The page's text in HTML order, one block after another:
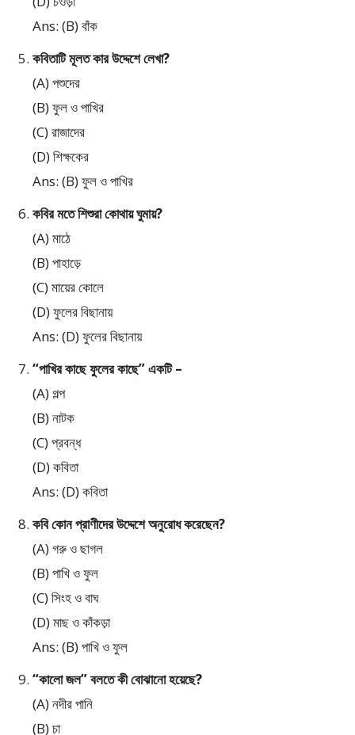
Ans: (B) বাঁক
কবিতাটি মূলত কার উদ্দেশে লেখা?
(A) পশুদের
(B) ফুল ও পাখির
(C) রাজাদের
(D) শিক্ষকের
Ans: (B) ফুল ও পাখির
কবির মতে শিশুরা কোথায় ঘুমায়?
(A) মাঠে
(B) পাহাড়ে
(C) মায়ের কোলে
(D) ফুলের বিছানায়
Ans: (D) ফুলের বিছানায়
“পাখির কাছে ফুলের কাছে” একটি –
(A) গল্প
(B) নাটক
(C) প্রবন্ধ
(D) কবিতা
Ans: (D) কবিতা
কবি কোন প্রাণীদের উদ্দেশে অনুরোধ করেছেন?
(A) গরু ও ছাগল
(B) পাখি ও ফুল
(C) সিংহ ও বাঘ
(D) মাছ ও কাঁকড়া
Ans: (B) পাখি ও ফুল
“কালো জল” বলতে কী বোঝানো হয়েছে?
(A) নদীর পানি
(B) চা